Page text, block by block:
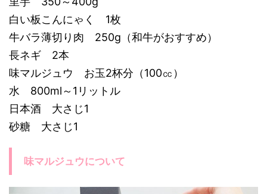
白い板こんにゃく 1枚
牛バラ薄切り肉 250g（和牛がおすすめ）
長ネギ 2本
味マルジュウ お玉2杯分（100㏄）
水 800ml～1リットル
日本酒 大さじ1
砂糖 大さじ1
味マルジュウについて